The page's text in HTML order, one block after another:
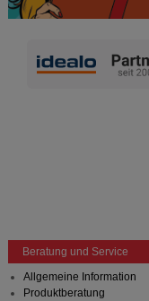
Beratung und Service
Allgemeine Information
Produktberatung